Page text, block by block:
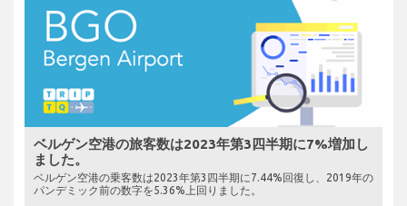
ベルゲン空港の旅客数は2023年第3四半期に7%増加し
ました。
ベルゲン空港の乗客数は2023年第3四半期に7.44%回復し、2019年の
パンデミック前の数字を5.36%上回りました。